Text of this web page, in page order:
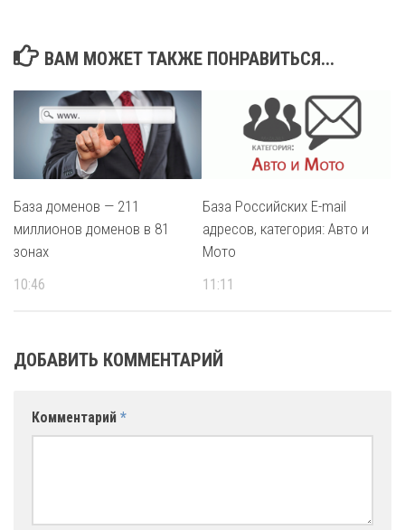
ВАМ МОЖЕТ ТАКЖЕ ПОНРАВИТЬСЯ...
База доменов — 211
миллионов доменов в 81
зонах
10:46
База Российских E-mail
адресов, категория: Авто и
Мото
11:11
ДОБАВИТЬ КОММЕНТАРИЙ
Комментарий *